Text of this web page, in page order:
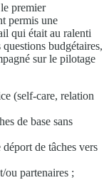
premier
permis une
qui était au ralenti
questions budgétaires,
sur le pilotage
(self-care, relation
de base sans
de tâches vers
ou partenaires ;